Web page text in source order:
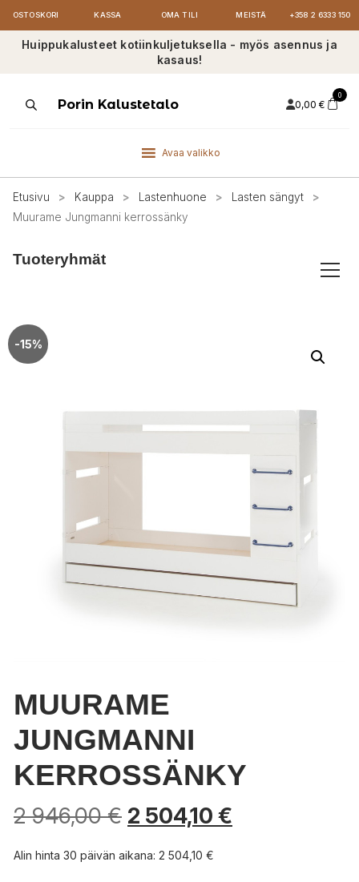
OSTOSKORI KASSA OMA TILI MEISTÄ +358 2 6333 150
Huippukalusteet kotiinkuljetuksella - myös asennus ja
kasaus!
ProductsPorin Kalustetalo 0,00 €
0
Avaa valikko
Etusivu > Kauppa > Lastenhuone > Lasten sängyt
>
Muurame Jungmanni kerrossänky
Tuoteryhmät
-15%
MUURAME
JUNGMANNI
KERROSSÄNKY
2 946,00€ 2 504,10 €
Alin hinta 30 päivän aikana: 2 504,10 €